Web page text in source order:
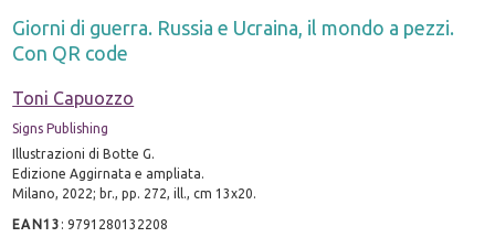
Giorni di guerra. Russia e Ucraina, il mondo a pezzi.
Con QR code
Toni Capuozzo
Signs Publishing
Illustrazioni di Botte G.
Edizione Aggirnata e ampliata.
Milano, 2022; br., pp. 272, ill., cm 13x20.
EAN13 :9791280132208